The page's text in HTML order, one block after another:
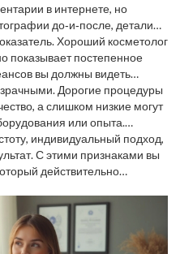
нанесение или
заботится о вашем
в интернете, но
до‑и‑после, детали
отзывов положительные и
того, что специалист
Хороший косметолог
показывает постепенное
вы должны видеть
кожи или более упругую
раздражения и побочных
Дорогие процедуры
а слишком низкие могут
или опыта.
стоимость каждой услуги,
скрывать дополнительные
индивидуальный подход,
С этими признаками вы
действительно